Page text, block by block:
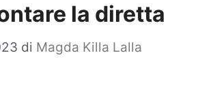
la diretta
di Magda Killa Lalla